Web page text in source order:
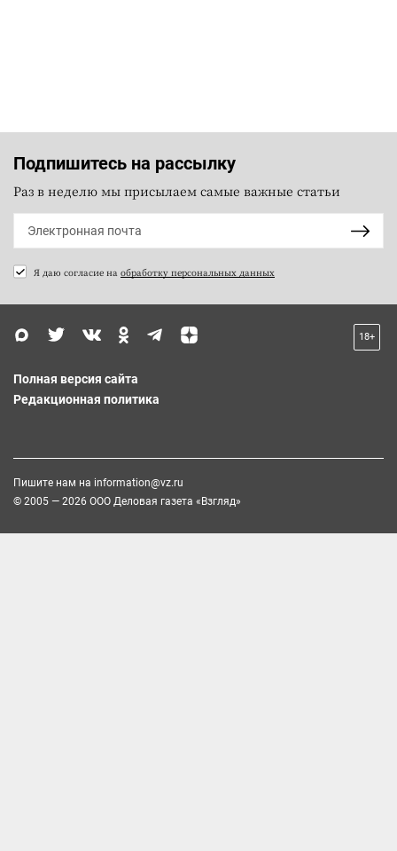
Подпишитесь на рассылку
Раз в неделю мы присылаем самые важные статьи
Я даю согласие на обработку персональных данных
18+
Полная версия сайта
Редакционная политика
Пишите нам на information@vz.ru
© 2005 — 2026 ООО Деловая газета «Взгляд»